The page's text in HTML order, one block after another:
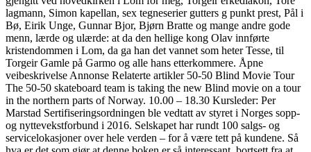
lagmann, Simon kapellan, sex tegneserier gutters g punkt prest, Pål i
Bø, Eirik Unge, Gunnar Bjor, Bjørn Bratte og mange andre gode
menn, lærde og ulærde: at da den hellige kong Olav innførte
kristendommen i Lom, da ga han det vannet som heter Tesse, til
Torgeir Gamle på Garmo og alle hans etterkommere. Åpne
veibeskrivelse Annonse Relaterte artikler 50-50 Blind Movie Tour
The 50-50 skateboard team is taking the new Blind movie on a tour
in the northern parts of Norway. 10.00 – 18.30 Kursleder: Per
Marstad Sertifiseringsordningen ble vedtatt av styret i Norges sopp-
og nyttevekstforbund i 2016. Selskapet har rundt 100 salgs- og
servicelokasjoner over hele verden – for å være tett på kundene. Så